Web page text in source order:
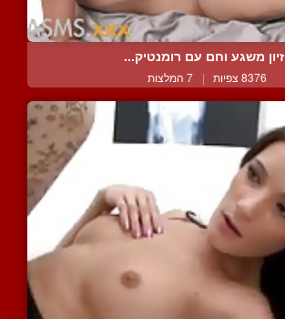
זיון משגע וחם עם רומנטיק...
8376 צפיות | 7 המלצות